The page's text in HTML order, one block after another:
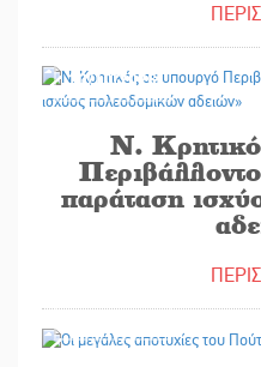
30/10/2025
Ν.
παράταση